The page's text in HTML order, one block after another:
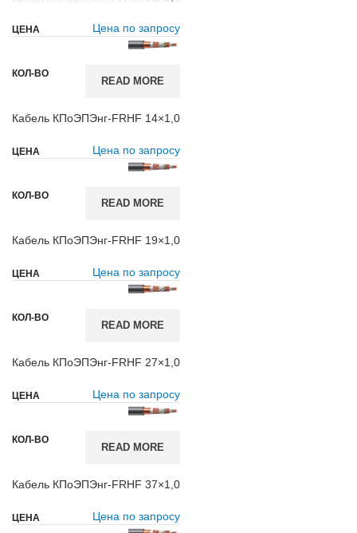
Цена по запросу
READ MORE
Кабель КПоЭПЭнг-FRHF 14×1,0
Цена по запросу
READ MORE
Кабель КПоЭПЭнг-FRHF 19×1,0
Цена по запросу
READ MORE
Кабель КПоЭПЭнг-FRHF 27×1,0
Цена по запросу
READ MORE
Кабель КПоЭПЭнг-FRHF 37×1,0
Цена по запросу